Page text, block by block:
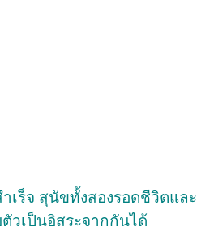
เร็จ สุนัขทั้งสองรอดชีวิตและ
วเป็นอิสระจากกันได้